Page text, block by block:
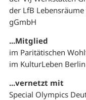
der LfB
gGmbH
...Mitglied
im Paritätischen
im KulturLeben
...vernetzt mit
Special Olympics